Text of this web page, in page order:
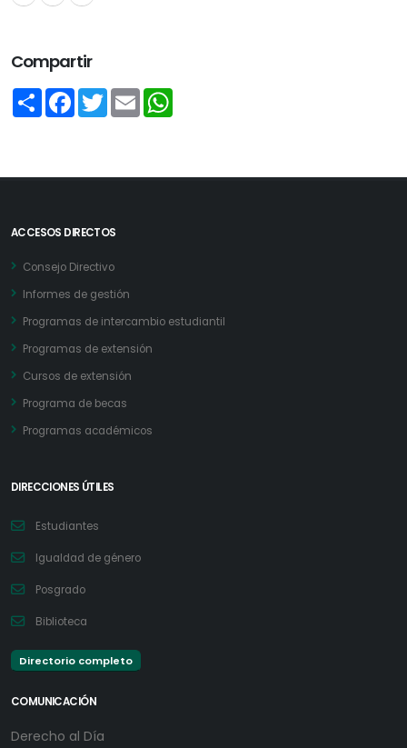
Compartir
Share Facebook
TwitterEmail
ACCESOS DIRECTOS
Consejo Directivo
Informes de gestión
Programas de intercambio estudiantil
Programas de extensión
Cursos de extensión
Programa de becas
Programas académicos
DIRECCIONES ÚTILES
Estudiantes
Igualdad de género
Posgrado
Biblioteca
Directorio completo
COMUNICACIÓN
Derecho al Día